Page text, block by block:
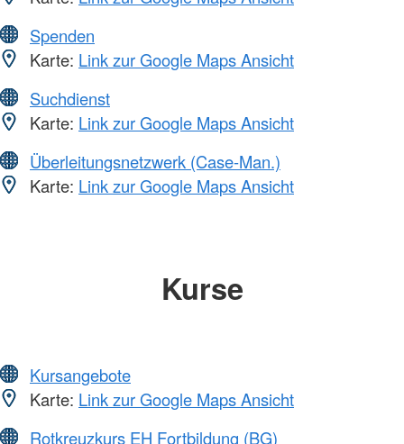
Spenden
Karte: Link zur Google Maps Ansicht
Suchdienst
Karte: Link zur Google Maps Ansicht
Überleitungsnetzwerk (Case-Man.)
Karte: Link zur Google Maps Ansicht
Kurse
Kursangebote
Karte: Link zur Google Maps Ansicht
Rotkreuzkurs EH Fortbildung (BG)